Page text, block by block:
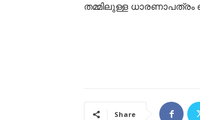
തമ്മിലുള്ള ധാരണാപത്രം
Share